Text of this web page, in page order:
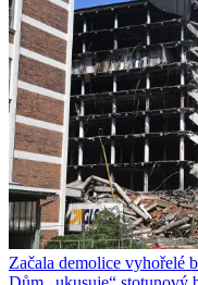
Začala demolice vyhořelé